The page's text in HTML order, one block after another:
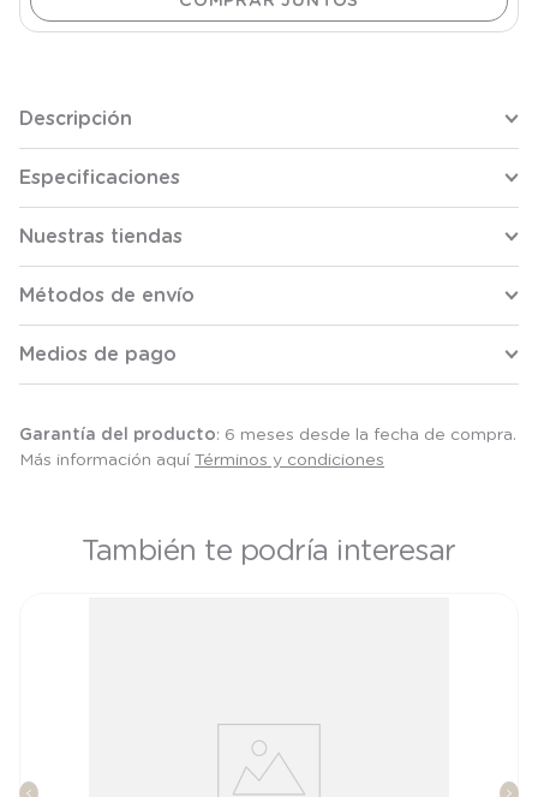
Descripción
Especificaciones
Nuestras tiendas
Métodos de envío
Medios de pago
Garantía del producto: 6 meses desde la fecha de compra.
Más información aquí Términos y condiciones
También te podría interesar